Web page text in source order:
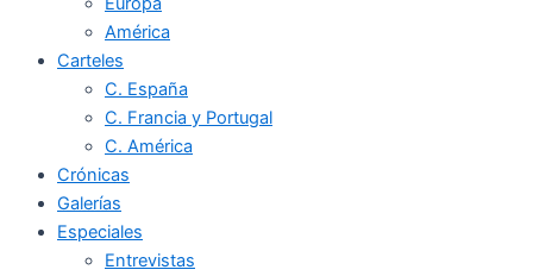
América
Carteles
C. España
C. Francia y Portugal
C. América
Crónicas
Galerías
Especiales
Entrevistas